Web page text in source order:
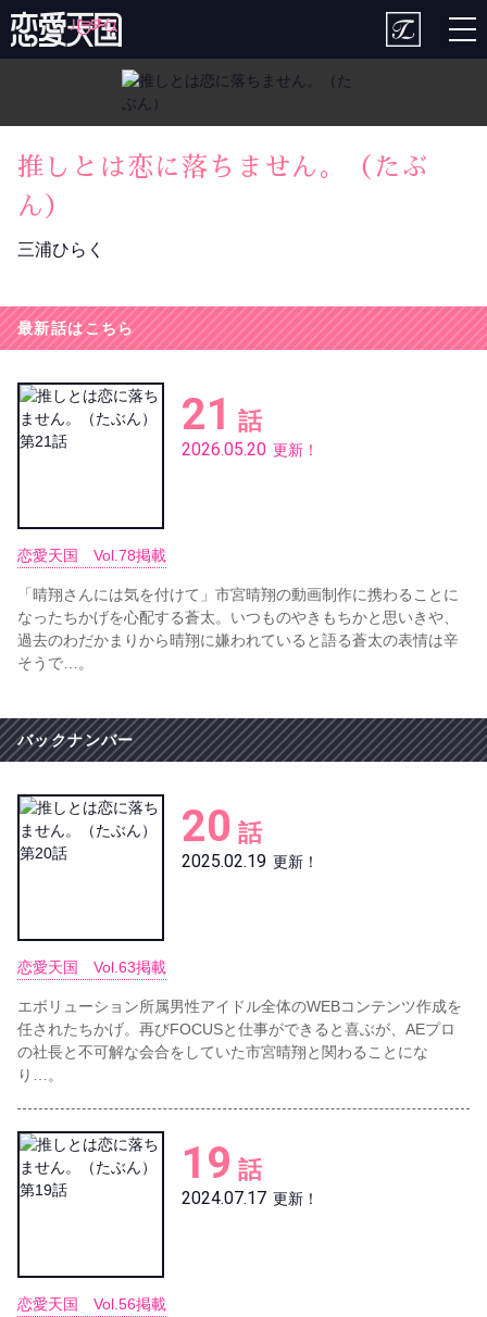
推しとは恋に落ちません。（たぶ
ん）
三浦ひらく
最新話はこちら
21 話
2026.05.20 更新！
恋愛天国 Vol.78掲載
「晴翔さんには気を付けて」市宮晴翔の動画制作に携わることに
なったちかげを心配する蒼太。いつものやきもちかと思いきや、
過去のわだかまりから晴翔に嫌われていると語る蒼太の表情は辛
そうで…。
バックナンバー
20 話
2025.02.19 更新！
恋愛天国 Vol.63掲載
エボリューション所属男性アイドル全体のWEBコンテンツ作成を
任されたちかげ。再びFOCUSと仕事ができると喜ぶが、AEプロ
の社長と不可解な会合をしていた市宮晴翔と関わることにな
り…。
19 話
2024.07.17 更新！
恋愛天国 Vol.56掲載